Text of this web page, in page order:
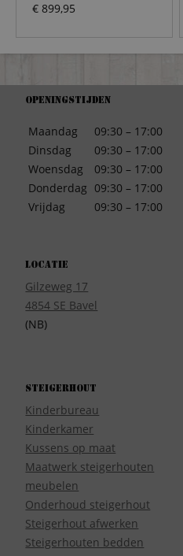
€ 899,95
Openingstijden
Maandag
Dinsdag
Woensdag
Donderdag
Vrijdag
09:30 – 17:00
09:30 – 17:00
09:30 – 17:00
09:30 – 17:00
09:30 – 17:00
Locatie
Gilzeweg 17
4854 SE Bavel
(NB)
Steigerhout
Kinderbureau
Kinderkamer
Kussens op maat
Maatwerk steigerhouten
meubelen
Onderhoud steigerhout
Steigerhout afwerken
Steigerhouten bedden